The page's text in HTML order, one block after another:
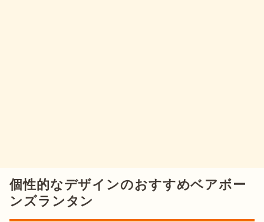
個性的なデザインのおすすめベアボー
ンズランタン